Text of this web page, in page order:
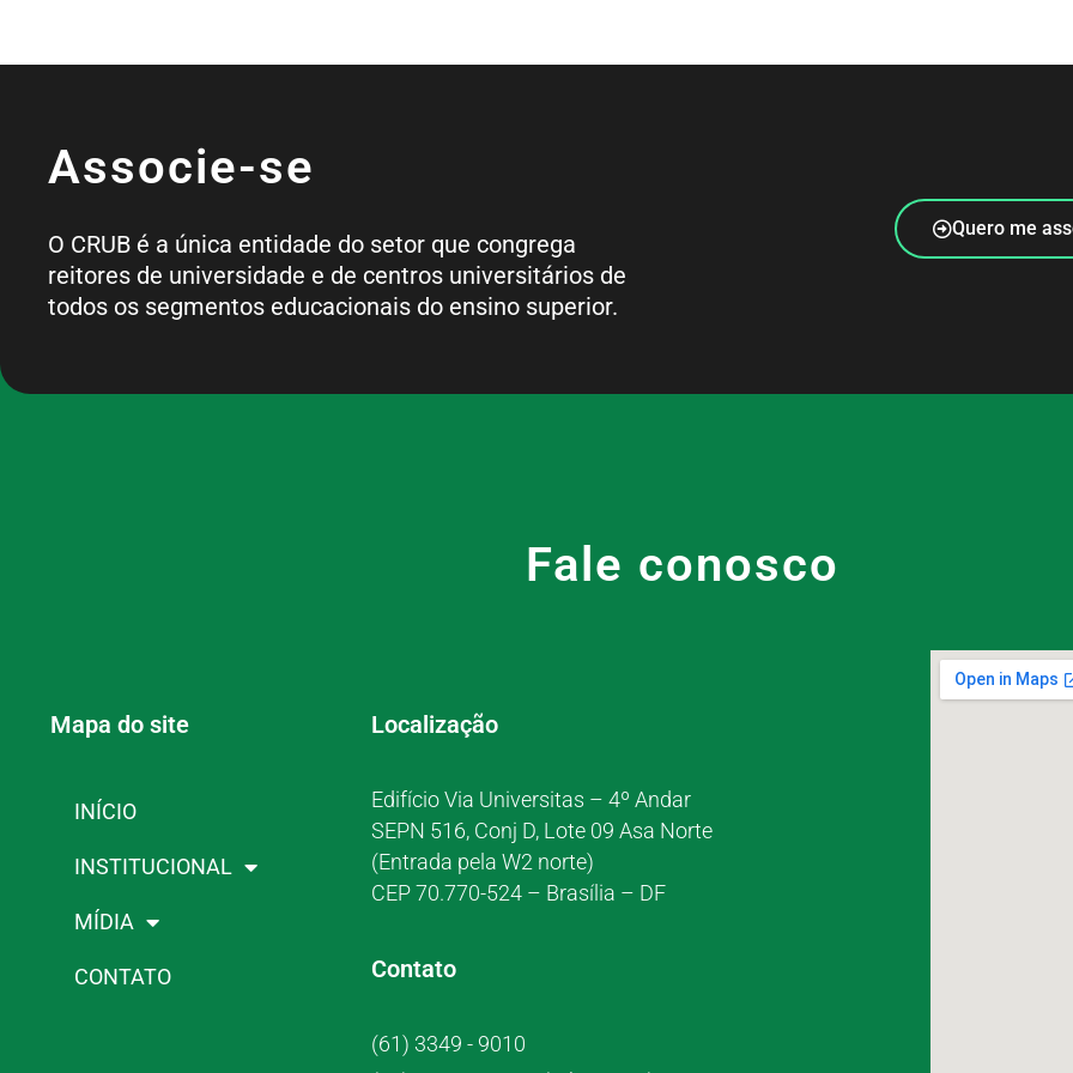
Associe-se
O CRUB é a única entidade do setor que congrega
reitores de universidade e de centros universitários de
todos os segmentos educacionais do ensino superior.
Quero me
Fale conosco
Mapa do site
INÍCIO
INSTITUCIONAL
MÍDIA
CONTATO
Localização
Edifício Via Universitas – 4º Andar
SEPN 516, Conj D, Lote 09 Asa Norte
(Entrada pela W2 norte)
CEP 70.770-524 – Brasília – DF
Contato
(61) 3349 - 9010